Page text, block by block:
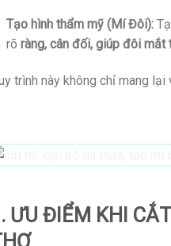
Tạo hình thẩm mỹ (Mí Đôi):
rõ ràng, cân đối, giúp đôi mắt
trình này không chỉ mang
II. ƯU ĐIỂM KHI